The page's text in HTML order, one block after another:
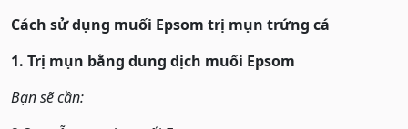
Cách sử dụng muối Epsom trị mụn trứng cá
1. Trị mụn bằng dung dịch muối Epsom
Bạn sẽ cần: